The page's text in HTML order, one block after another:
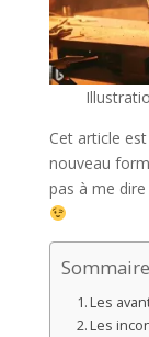
Cet article est
nouveau
pas à me
Les
Les